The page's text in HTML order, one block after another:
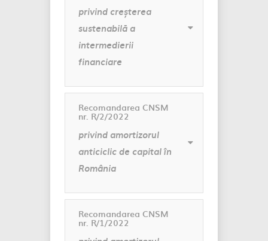
privind creșterea
sustenabilă a
intermedierii
financiare
Recomandarea CNSM
nr. R/2/2022
privind amortizorul
anticiclic de capital în
România
Recomandarea CNSM
nr. R/1/2022